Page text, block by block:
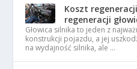
Koszt
regeneracji
Głowica silnika to jeden z
konstrukcji pojazdu, a jej
na wydajność silnika, ale …